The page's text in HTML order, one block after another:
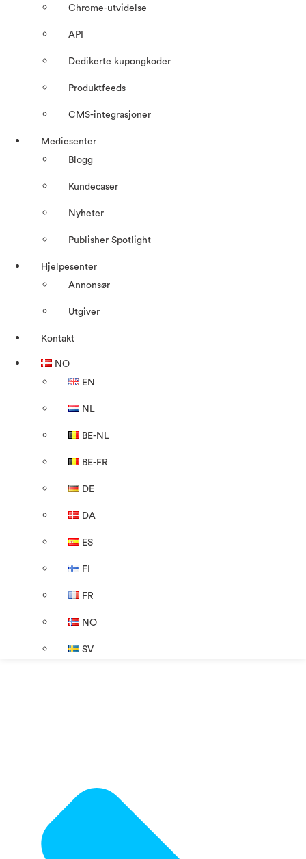
Chrome-utvidelse
API
Dedikerte kupongkoder
Produktfeeds
CMS-integrasjoner
Mediesenter
Blogg
Kundecaser
Nyheter
Publisher Spotlight
Hjelpesenter
Annonsør
Utgiver
Kontakt
NO
EN
NL
BE-NL
BE-FR
DE
DA
ES
FI
FR
NO
SV